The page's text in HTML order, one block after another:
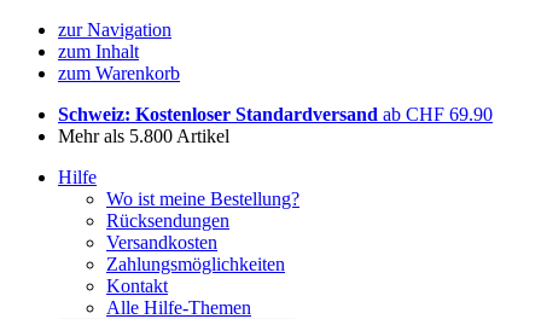
zur Navigation
zum Inhalt
zum Warenkorb
Schweiz: Kostenloser Standardversand ab CHF 69.90
Mehr als 5.800 Artikel
Hilfe
Wo ist meine Bestellung?
Rücksendungen
Versandkosten
Zahlungsmöglichkeiten
Kontakt
Alle Hilfe-Themen